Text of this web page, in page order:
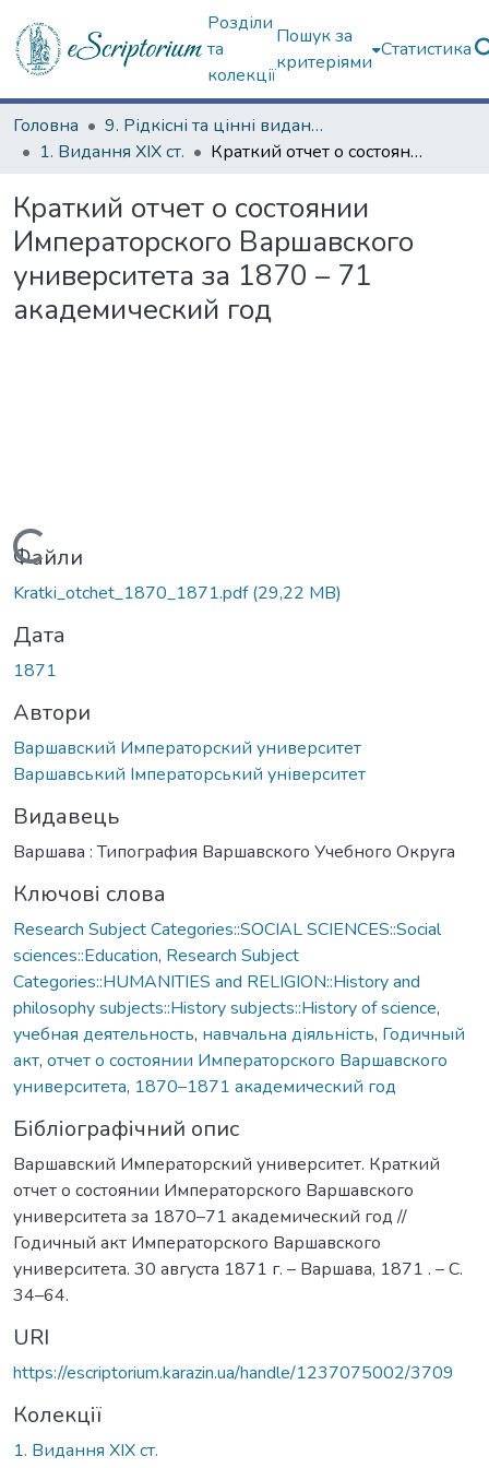
Розділи
та
колекції
Пошук за
критеріями
Статистика
Головна
9. Рідкісні та цінні видання
1. Видання ХІХ ст.
Краткий отчет о состоянии Императорского Варшавского университета за 1870 – 71 академический год
Краткий отчет о состоянии
Императорского Варшавского
университета за 1870 – 71
академический год
Вантажиться...
Файли
Kratki_otchet_1870_1871.pdf(29,22 MB)
Дата
1871
Автори
Варшавский Императорский университет
Варшавський Імператорський університет
Видавець
Варшава : Типография Варшавского Учебного Округа
Ключові слова
Research Subject Categories::SOCIAL SCIENCES::Social
sciences::Education, Research Subject
Categories::HUMANITIES and RELIGION::History and
philosophy subjects::History subjects::History of science,
учебная деятельность, навчальна діяльність, Годичный
акт, отчет о состоянии Императорского Варшавского
университета, 1870–1871 академический год
Бібліографічний опис
Варшавский Императорский университет. Краткий
отчет о состоянии Императорского Варшавского
университета за 1870–71 академический год //
Годичный акт Императорского Варшавского
университета. 30 августа 1871 г. – Варшава, 1871 . – С.
34–64.
URI
https://escriptorium.karazin.ua/handle/1237075002/3709
Колекції
1. Видання ХІХ ст.